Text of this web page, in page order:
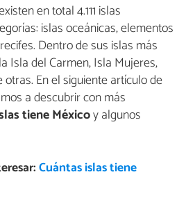
en total 4.111 islas
islas oceánicas, elementos
Dentro de sus islas más
Isla del Carmen, Isla Mujeres,
En el siguiente artículo de
a descubrir con más
tiene Méxicoy algunos
Cuántas islas tiene